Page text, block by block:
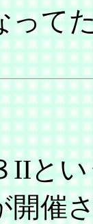
って
とい
開催